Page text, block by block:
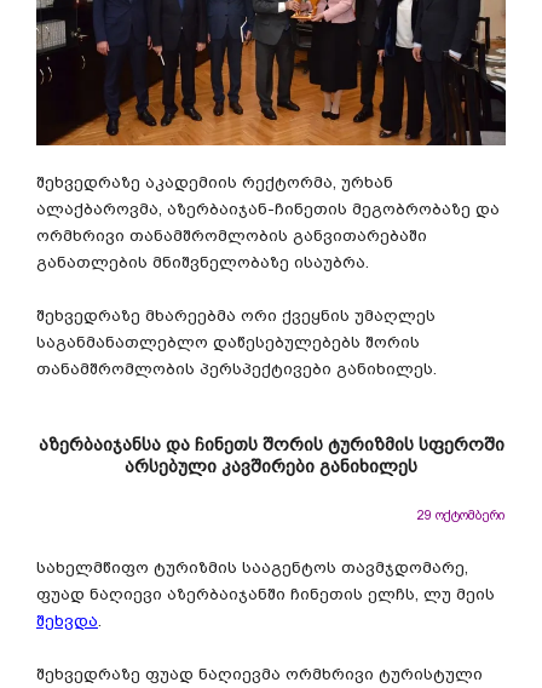
შეხვედრაზე აკადემიის რექტორმა, ურხან
ალაქბაროვმა, აზერბაიჯან-ჩინეთის მეგობრობაზე და
ორმხრივი თანამშრომლობის განვითარებაში
განათლების მნიშვნელობაზე ისაუბრა.
შეხვედრაზე მხარეებმა ორი ქვეყნის უმაღლეს
საგანმანათლებლო დაწესებულებებს შორის
თანამშრომლობის პერსპექტივები განიხილეს.
აზერბაიჯანსა და ჩინეთს შორის ტურიზმის სფეროში
არსებული კავშირები განიხილეს
29 ოქტომბერი
სახელმწიფო ტურიზმის სააგენტოს თავმჯდომარე,
ფუად ნაღიევი აზერბაიჯანში ჩინეთის ელჩს, ლუ მეის
შეხვდა.
შეხვედრაზე ფუად ნაღიევმა ორმხრივი ტურისტული